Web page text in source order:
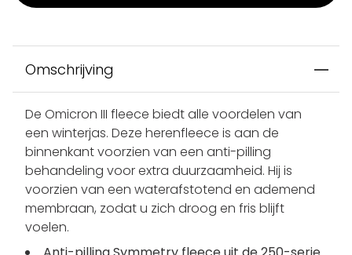
Omschrijving
De Omicron III fleece biedt alle voordelen van
een winterjas. Deze herenfleece is aan de
binnenkant voorzien van een anti-pilling
behandeling voor extra duurzaamheid. Hij is
voorzien van een waterafstotend en ademend
membraan, zodat u zich droog en fris blijft
voelen.